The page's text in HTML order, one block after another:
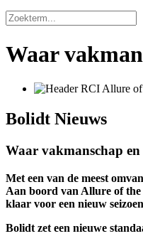
Waar
Bolidt Nieuws
Waar vakmanschap
Met een van de meest
Aan boord van Allure of the
klaar voor een nieuw
Bolidt zet een nieuwe